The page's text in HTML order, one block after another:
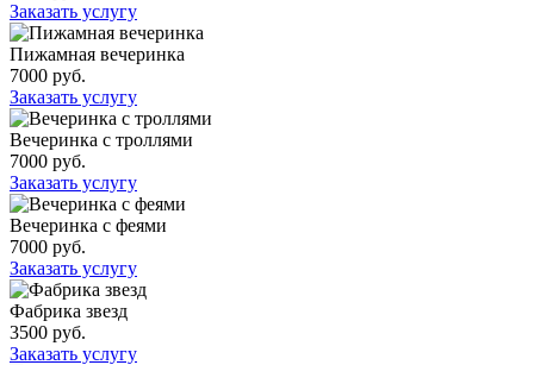
Заказать услугу
Пижамная вечеринка
7000 руб.
Заказать услугу
Вечеринка с троллями
7000 руб.
Заказать услугу
Вечеринка с феями
7000 руб.
Заказать услугу
Фабрика звезд
3500 руб.
Заказать услугу